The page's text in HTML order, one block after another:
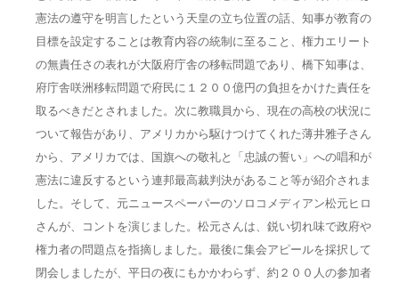
憲法の遵守を明言したという天皇の立ち位置の話、知事が教育の
目標を設定することは教育内容の統制に至ること、権力エリート
の無責任さの表れが大阪府庁舎の移転問題であり、橋下知事は、
府庁舎咲洲移転問題で府民に１２００億円の負担をかけた責任を
取るべきだとされました。次に教職員から、現在の高校の状況に
ついて報告があり、アメリカから駆けつけてくれた薄井雅子さん
から、アメリカでは、国旗への敬礼と「忠誠の誓い」への唱和が
憲法に違反するという連邦最高裁判決があること等が紹介されま
した。そして、元ニュースペーパーのソロコメディアン松元ヒロ
さんが、コントを演じました。松元さんは、鋭い切れ味で政府や
権力者の問題点を指摘しました。最後に集会アピールを採択して
閉会しましたが、平日の夜にもかかわらず、約２００人の参加者